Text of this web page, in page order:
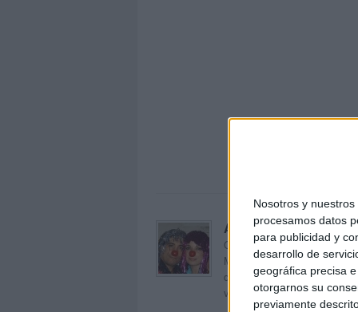
Nosotros y nuestros
procesamos datos
para publicidad y
desarrollo de
geográfica precisa
otorgarnos su
previamente
Acerca de
Orientación Andújar no es
Maribel, que además de ser
dentro del blog y en el cual,
voluntarios en sus meses de